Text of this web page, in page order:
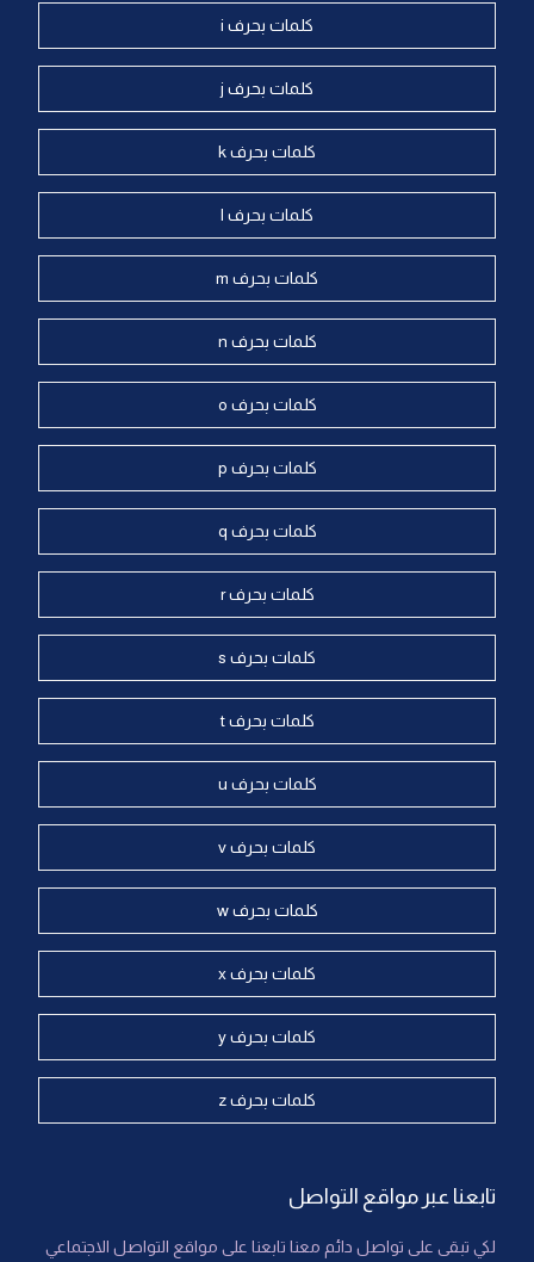
كلمات بحرف i
كلمات بحرف j
كلمات بحرف k
كلمات بحرف l
كلمات بحرف m
كلمات بحرف n
كلمات بحرف o
كلمات بحرف p
كلمات بحرف q
كلمات بحرف r
كلمات بحرف s
كلمات بحرف t
كلمات بحرف u
كلمات بحرف v
كلمات بحرف w
كلمات بحرف x
كلمات بحرف y
كلمات بحرف z
تابعنا عبر مواقع التواصل
لكي تبقى على تواصل دائم معنا تابعنا على مواقع التواصل الاجتماعي